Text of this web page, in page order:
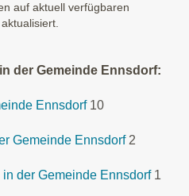
auf aktuell verfügbaren
der Gemeinde Ennsdorf:
Ennsdorf 10
Gemeinde Ennsdorf 2
der Gemeinde Ennsdorf 1